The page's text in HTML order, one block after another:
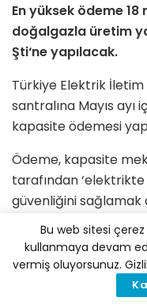
En yüksek ödeme
doğalgazla üretim
Şti‘ne yapılacak.
Türkiye Elektrik İletim
santralına Mayıs ayı
kapasite ödemesi
Ödeme, kapasite
tarafından
güvenliğini sağlamak
TEİAŞ’ın internet
ödeme 18 milyon
üretim yapan İzmir
Bu web sitesi
kullanmaya devam
vermiş oluyorsunuz.